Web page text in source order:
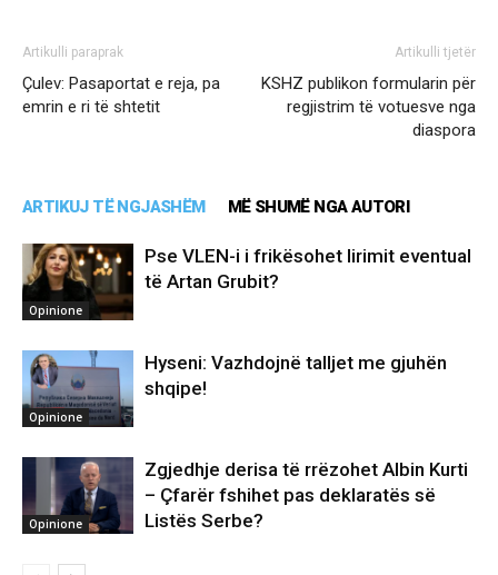
Artikulli paraprak
Çulev: Pasaportat e reja, pa
emrin e ri të shtetit
Artikulli tjetër
KSHZ publikon formularin për
regjistrim të votuesve nga
diaspora
ARTIKUJ TË NGJASHËM MË SHUMË NGA AUTORI
Opinione
Pse VLEN-i i frikësohet lirimit eventual
të Artan Grubit?
Opinione
Hyseni: Vazhdojnë talljet me gjuhën
shqipe!
Opinione
Zgjedhje derisa të rrëzohet Albin Kurti
– Çfarër fshihet pas deklaratës së
Listës Serbe?